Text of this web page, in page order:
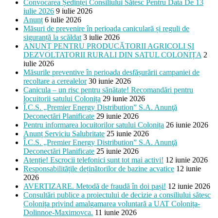
Convocarea Ședinței Consiliului Sătesc Pentru Data De 13
iulie 2026 9 iulie 2026
Anunț 6 iulie 2026
Măsuri de prevenire în perioada caniculară și reguli de
siguranță la scăldat 3 iulie 2026
ANUNȚ PENTRU PRODUCĂTORII AGRICOLI ȘI
DEZVOLTATORII RURALI DIN SATUL COLONIȚA 2
iulie 2026
Măsurile preventive în perioada desfășurării campaniei de
recoltare a cerealelor 30 iunie 2026
Canicula – un risc pentru sănătate! Recomandări pentru
locuitorii satului Colonița 29 iunie 2026
Î.C.S. „Premier Energy Distribution” S.A. Anunţă
Deconectări Planificate 29 iunie 2026
Pentru informarea locuitorilor satului Colonița 26 iunie 2026
Anunț Serviciu Salubritate 25 iunie 2026
Î.C.S. „Premier Energy Distribution” S.A. Anunţă
Deconectări Planificate 25 iunie 2026
Atenție! Escrocii telefonici sunt tot mai activi! 12 iunie 2026
Responsabilitățile deținătorilor de bazine acvatice 12 iunie
2026
AVERTIZARE. Metodă de fraudă în doi pași! 12 iunie 2026
Consultări publice a proiectului de decizie a consiliului sătesc
Colonița privind amalgamarea voluntară a UAT Colonița-
Dolinnoe-Maximovca. 11 iunie 2026